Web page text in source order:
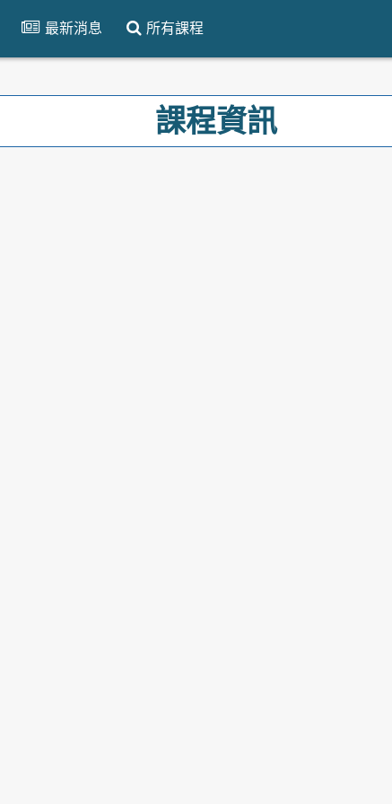
最新消息 所有課程
課程資訊